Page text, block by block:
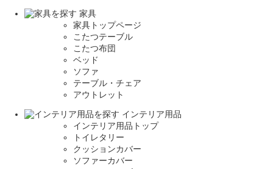
家具
家具トップページ
こたつテーブル
こたつ布団
ベッド
ソファ
テーブル・チェア
アウトレット
インテリア用品
インテリア用品トップ
トイレタリー
クッションカバー
ソファーカバー